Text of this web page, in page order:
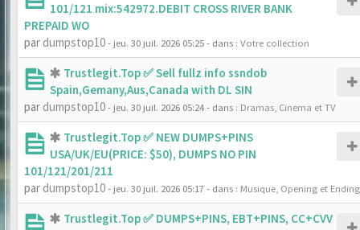
101/121 mix:542972.DEBIT CROSS RIVER BANK
PREPAID WO
par dumpstop10- jeu. 30 juil. 2026 05:25- dans : Votre collection
Trustlegit.Top ✅ Sell fullz info ssndob
Spain,Gemany,Aus,Canada with DL SIN
par dumpstop10- jeu. 30 juil. 2026 05:24- dans : Dramas, Cinema et TV
Trustlegit.Top ✅ NEW DUMPS+PINS
USA/UK/EU(PRICE: $50), DUMPS NO PIN
101/121/201/211
par dumpstop10- jeu. 30 juil. 2026 05:17- dans : Musique, Opening et Ending
Trustlegit.Top ✅ DUMPS+PINS, EBT+PINS, CC+CVV